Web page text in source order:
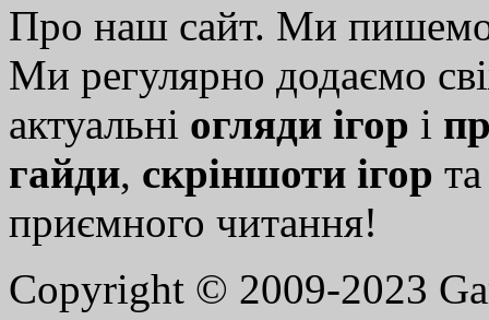
Про наш сайт. Ми
Ми регулярно додаємо
актуальні огляди ігор і
гайди, скріншоти ігор
приємного читання!
Copyright © 2009-2023